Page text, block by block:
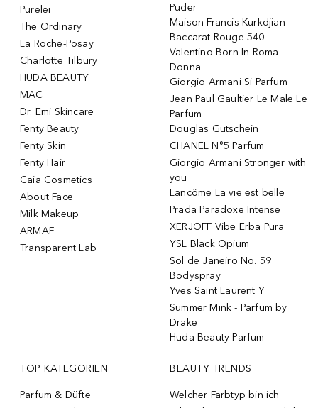
Purelei
The Ordinary
La Roche-Posay
Charlotte Tilbury
HUDA BEAUTY
MAC
Dr. Emi Skincare
Fenty Beauty
Fenty Skin
Fenty Hair
Caia Cosmetics
About Face
Milk Makeup
ARMAF
Transparent Lab
Puder
Maison Francis Kurkdjian
Baccarat Rouge 540
Valentino Born In Roma
Donna
Giorgio Armani Si Parfum
Jean Paul Gaultier Le Male Le
Parfum
Douglas Gutschein
CHANEL N°5 Parfum
Giorgio Armani Stronger with
you
Lancôme La vie est belle
Prada Paradoxe Intense
XERJOFF Vibe Erba Pura
YSL Black Opium
Sol de Janeiro No. 59
Bodyspray
Yves Saint Laurent Y
Summer Mink - Parfum by
Drake
Huda Beauty Parfum
TOP KATEGORIEN
Parfum & Düfte
BEAUTY TRENDS
Welcher Farbtyp bin ich